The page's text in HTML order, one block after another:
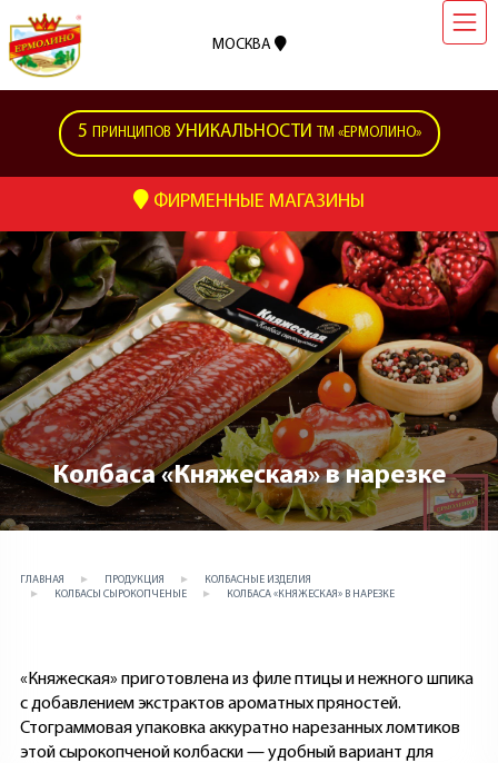
МОСКВА
5 ПРИНЦИПОВ УНИКАЛЬНОСТИ ТМ «ЕРМОЛИНО»
ФИРМЕННЫЕ МАГАЗИНЫ
Колбаса «Княжеская» в нарезке
ГЛАВНАЯ ПРОДУКЦИЯ
КОЛБАСНЫЕ ИЗДЕЛИЯ
КОЛБАСЫ СЫРОКОПЧЕНЫЕ
КОЛБАСА «КНЯЖЕСКАЯ» В НАРЕЗКЕ
«Княжеская» приготовлена из филе птицы и нежного шпика
с добавлением экстрактов ароматных пряностей.
Стограммовая упаковка аккуратно нарезанных ломтиков
этой сырокопченой колбаски — удобный вариант для